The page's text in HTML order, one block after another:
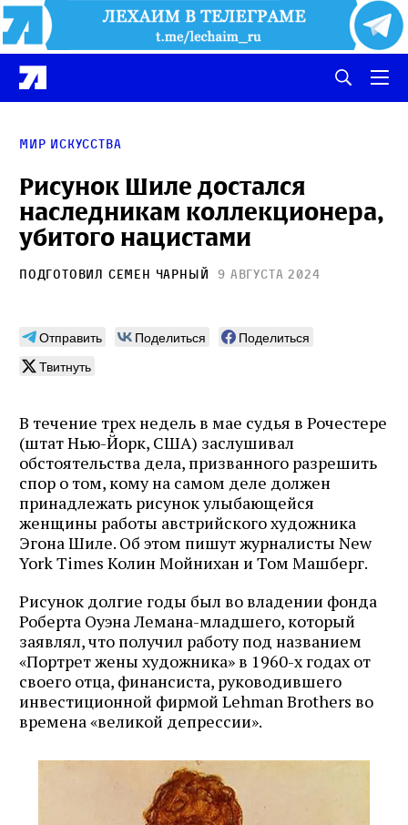
мир искусства
Рисунок Шиле достался
наследникам коллекционера,
убитого нацистами
Подготовил Семен Чарный 9 августа 2024
Отправить Поделиться
Поделиться
Твитнуть
В течение трех недель в мае судья в Рочестере
(штат Нью-Йорк, США) заслушивал
обстоятельства дела, призванного разрешить
спор о том, кому на самом деле должен
принадлежать рисунок улыбающейся
женщины работы австрийского художника
Эгона Шиле. Об этом пишут журналисты New
York Times Колин Мойнихан и Том Машберг.
Рисунок долгие годы был во владении фонда
Роберта Оуэна Лемана-младшего, который
заявлял, что получил работу под названием
«Портрет жены художника» в 1960-х годах от
своего отца, финансиста, руководившего
инвестиционной фирмой Lehman Brothers во
времена «великой депрессии».